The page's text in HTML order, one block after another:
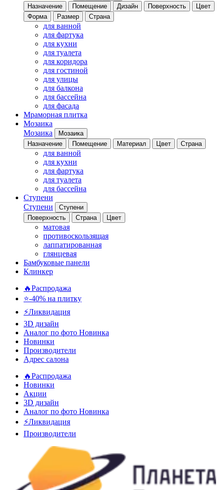
Назначение
Помещение Дизайн Поверхность
Цвет
Форма
Размер Страна
для ванной
для фартука
для кухни
для туалета
для коридора
для гостиной
для улицы
для балкона
для бассейна
для фасада
Мраморная плитка
Мозаика
Мозаика
Мозаика
Назначение
Помещение Материал Цвет Страна
для ванной
для кухни
для фартука
для туалета
для бассейна
Ступени
Ступени
Ступени
Поверхность
Страна Цвет
матовая
противоскользящая
лаппатированная
глянцевая
Бамбуковые панели
Клинкер
🔥Распродажа
⭐-40% на плитку
⚡️Ликвидация
3D дизайн
Аналог по фото Новинка
Новинки
Производители
Адрес салона
🔥Распродажа
Новинки
Акции
3D дизайн
Аналог по фото Новинка
⚡Ликвидация
Производители